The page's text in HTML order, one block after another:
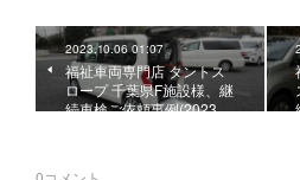
2023.10.06 01:07
福祉車両専門店 タントス
ロープ 千葉県F施設様、継
続車検ご依頼事例(2023.…